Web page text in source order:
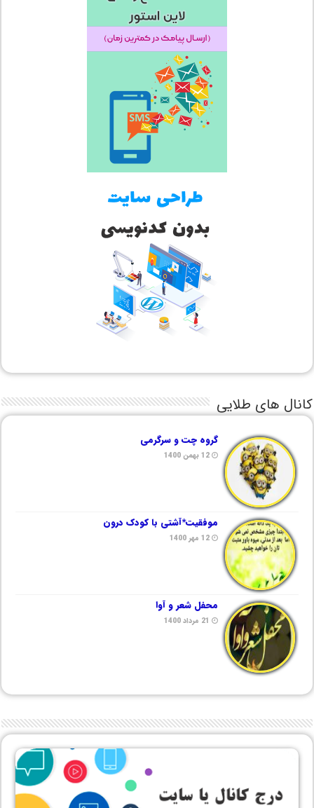
کانال های طلایی
گروه چت و سرگرمی
12 بهمن 1400
موفقیت*آشتی با کودک درون
12 مهر 1400
محفل شعر و آوا
21 مرداد 1400